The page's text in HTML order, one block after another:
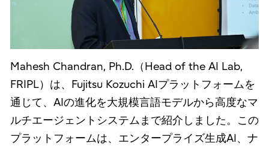
Mahesh Chandran, Ph.D.（Head of the AI Lab,
FRIPL）は、Fujitsu Kozuchi AIプラットフォームを
通じて、AIの進化を大規模言語モデルから高度なマ
ルチエージェントシステムまで紹介しました。この
プラットフォームは、エンタープライズ生成AI、ナ